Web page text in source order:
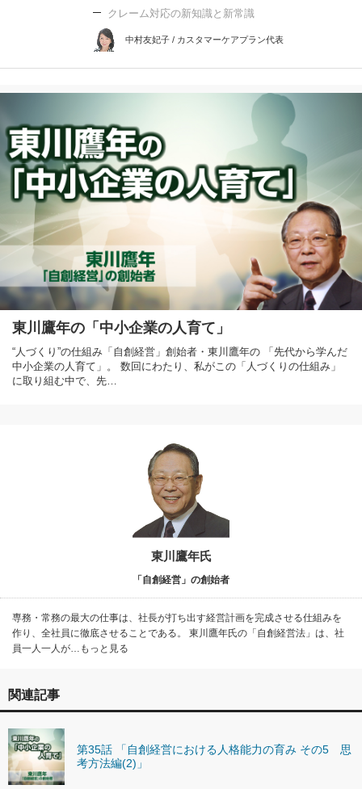
クレーム対応の新知識と新常識
中村友妃子 / カスタマーケアプラン代表
東川鷹年の「中小企業の人育て」
“人づくり”の仕組み「自創経営」創始者・東川鷹年の 「先代から学んだ
中小企業の人育て」。 数回にわたり、私がこの「人づくりの仕組み」
に取り組む中で、先…
東川鷹年氏
「自創経営」の創始者
専務・常務の最大の仕事は、社長が打ち出す経営計画を完成させる仕組みを
作り、全社員に徹底させることである。 東川鷹年氏の「自創経営法」は、社
員一人一人が…もっと見る
関連記事
第35話 「自創経営における人格能力の育み その5 思
考方法編(2)」